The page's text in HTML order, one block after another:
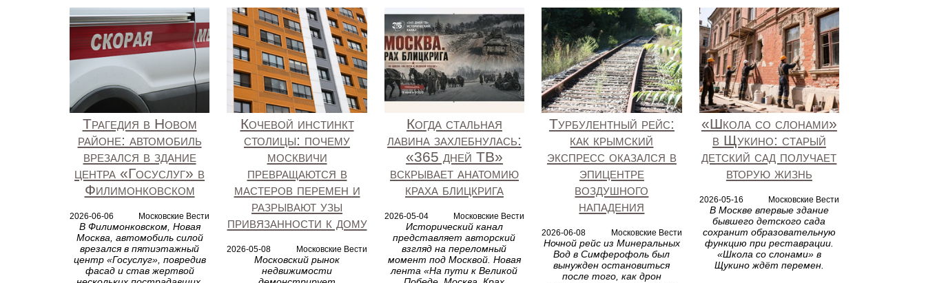
Трагедия в Новом
районе: автомобиль
врезался в здание
центра «Госуслуг» в
Филимонковском
2026-06-06 Московские Вести
В Филимонковском, Новая
Москва, автомобиль силой
врезался в пятиэтажный
центр «Госуслуг», повредив
фасад и став жертвой
Кочевой инстинкт
столицы: почему
москвичи
превращаются в
мастеров перемен и
разрывают узы
привязанности к дому
2026-05-08 Московские Вести
Московский рынок
недвижимости
Когда стальная
лавина захлебнулась:
«365 дней ТВ»
вскрывает анатомию
краха блицкрига
2026-05-04 Московские Вести
Исторический канал
представляет авторский
взгляд на переломный
момент под Москвой. Новая
лента «На пути к Великой
Турбулентный рейс:
как крымский
экспресс оказался в
эпицентре
воздушного
нападения
2026-06-08 Московские Вести
Ночной рейс из Минеральных
Вод в Симферофоль был
вынужден остановиться
после того, как дрон
«Школа со слонами»
в Щукино: старый
детский сад получает
вторую жизнь
2026-05-16 Московские Вести
В Москве впервые здание
бывшего детского сада
сохранит образовательную
функцию при реставрации.
«Школа со слонами» в
Щукино ждёт перемен.